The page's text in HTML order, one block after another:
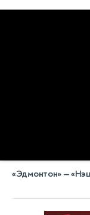
«Эдмонтон» —